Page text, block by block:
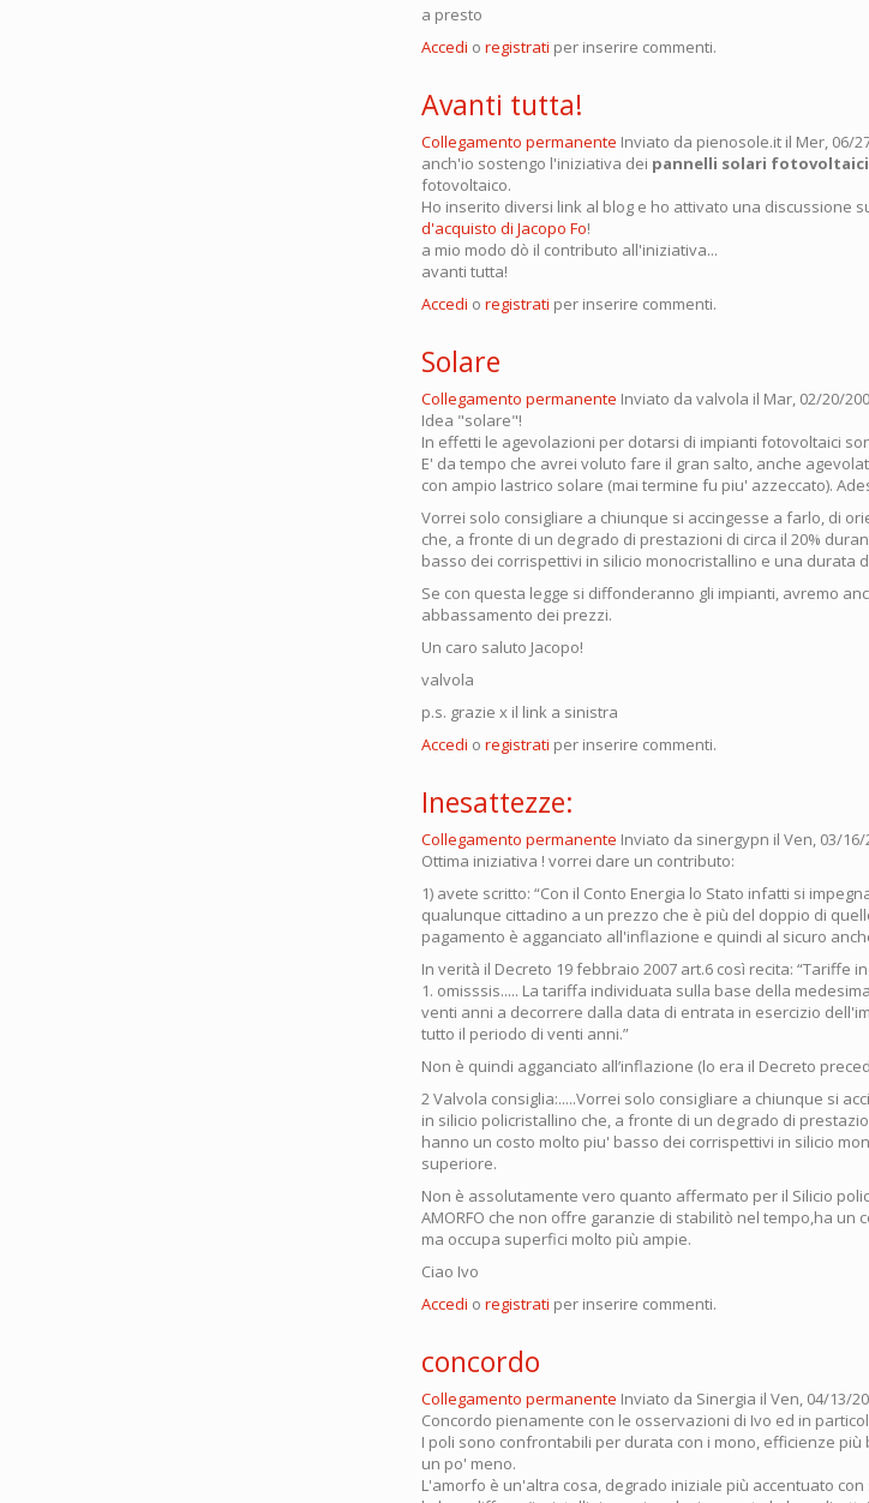
a presto
Accedi o registrati per inserire commenti.
Avanti tutta!
Collegamento permanente Inviato da pienosole.it il Mer, 06/
anch'io sostengo l'iniziativa dei pannelli solari fotovoltaici
fotovoltaico.
Ho inserito diversi link al blog e ho attivato una discussione
d'acquisto di Jacopo Fo!
a mio modo dò il contributo all'iniziativa...
avanti tutta!
Accedi o registrati per inserire commenti.
Solare
Collegamento permanente Inviato da valvola il Mar, 02/20/
Idea "solare"!
In effetti le agevolazioni per dotarsi di impianti fotovoltaici
E' da tempo che avrei voluto fare il gran salto, anche
con ampio lastrico solare (mai termine fu piu' azzeccato).
Vorrei solo consigliare a chiunque si accingesse a farlo, di
che, a fronte di un degrado di prestazioni di circa il 20%
basso dei corrispettivi in silicio monocristallino e una durata
Se con questa legge si diffonderanno gli impianti, avremo
abbassamento dei prezzi.
Un caro saluto Jacopo!
valvola
p.s. grazie x il link a sinistra
Accedi o registrati per inserire commenti.
Inesattezze:
Collegamento permanente Inviato da sinergypn il Ven, 03/16/
Ottima iniziativa ! vorrei dare un contributo:
1) avete scritto: “Con il Conto Energia lo Stato infatti si
qualunque cittadino a un prezzo che è più del doppio di
pagamento è agganciato all'inflazione e quindi al sicuro
In verità il Decreto 19 febbraio 2007 art.6 così recita: “Tariffe
1. omisssis..... La tariffa individuata sulla base della
venti anni a decorrere dalla data di entrata in esercizio
tutto il periodo di venti anni.”
Non è quindi agganciato all’inflazione (lo era il Decreto
2 Valvola consiglia:.....Vorrei solo consigliare a chiunque si
in silicio policristallino che, a fronte di un degrado di
hanno un costo molto piu' basso dei corrispettivi in silicio
superiore.
Non è assolutamente vero quanto affermato per il Silicio
AMORFO che non offre garanzie di stabilitò nel tempo,ha
ma occupa superfici molto più ampie.
Ciao Ivo
Accedi o registrati per inserire commenti.
concordo
Collegamento permanente Inviato da Sinergia il Ven, 04/13/
Concordo pienamente con le osservazioni di Ivo ed in
I poli sono confrontabili per durata con i mono, efficienze
un po' meno.
L'amorfo è un'altra cosa, degrado iniziale più accentuato